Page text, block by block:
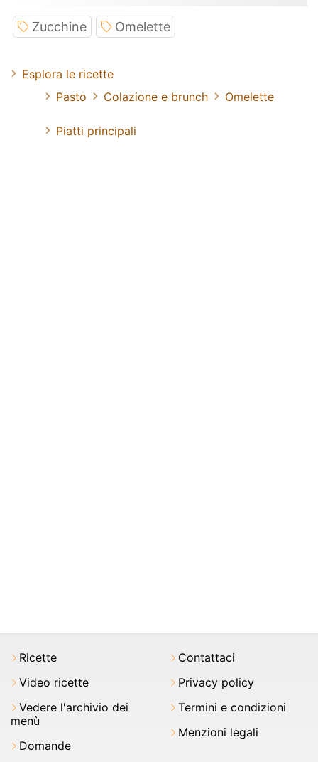
Zucchine Omelette
Esplora le ricette
Pasto
Colazione e brunch Omelette
Piatti principali
Ricette
Video ricette
Vedere l'archivio dei
menù
Domande
Contattaci
Privacy policy
Termini e condizioni
Menzioni legali